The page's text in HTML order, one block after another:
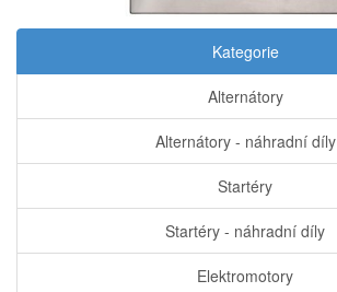
Kategorie
Alternátory
Alternátory - náhradní díly
Startéry
Startéry - náhradní díly
Elektromotory